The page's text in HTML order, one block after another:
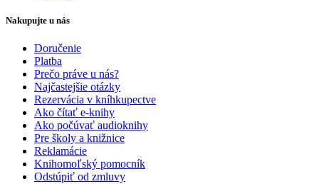
Nakupujte u nás
Doručenie
Platba
Prečo práve u nás?
Najčastejšie otázky
Rezervácia v kníhkupectve
Ako čítať e-knihy
Ako počúvať audioknihy
Pre školy a knižnice
Reklamácie
Knihomoľský pomocník
Odstúpiť od zmluvy